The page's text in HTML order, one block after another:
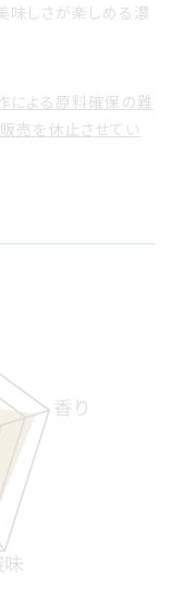
味しさが楽しめる濃
による原料確保の難
売を休止させてい